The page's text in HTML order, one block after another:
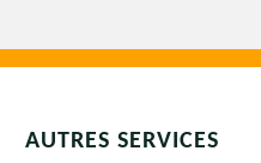
AUTRES SERVICES